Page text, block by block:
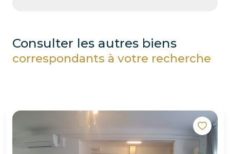
consulter les autres biens
correspondants à votre recherche